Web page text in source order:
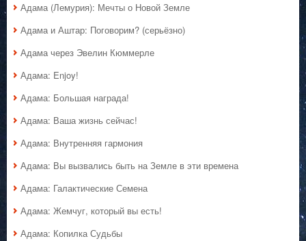
Адама (Лемурия): Мечты о Новой Земле
Адама и Аштар: Поговорим? (серьёзно)
Адама через Эвелин Кюммерле
Адама: Enjoy!
Адама: Большая награда!
Адама: Ваша жизнь сейчас!
Адама: Внутренняя гармония
Адама: Вы вызвались быть на Земле в эти времена
Адама: Галактические Семена
Адама: Жемчуг, который вы есть!
Адама: Копилка Судьбы